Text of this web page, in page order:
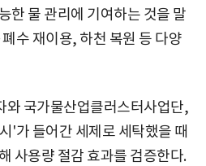
한 물 관리에 기여하는 것을 말
수 재이용, 하천 복원 등 다양
와 국가물산업클러스터사업단,
'가 들어간 세제로 세탁했을 때
사용량 절감 효과를 검증한다.